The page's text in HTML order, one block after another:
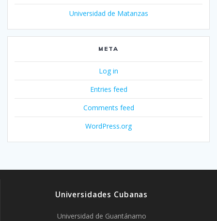
Universidad de Matanzas
META
Log in
Entries feed
Comments feed
WordPress.org
Universidades Cubanas
Universidad de Guantánamo